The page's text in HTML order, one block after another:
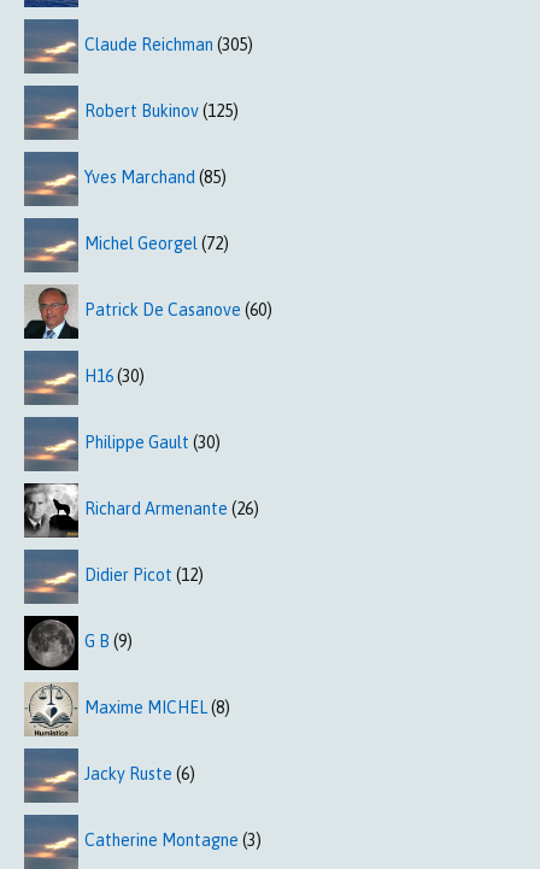
Claude Reichman (305)
Robert Bukinov(125)
Yves Marchand (85)
Michel Georgel (72)
Patrick De Casanove (60)
H16(30)
Philippe Gault (30)
Richard Armenante (26)
Didier Picot (12)
G B (9)
Maxime MICHEL(8)
Jacky Ruste (6)
Catherine Montagne (3)